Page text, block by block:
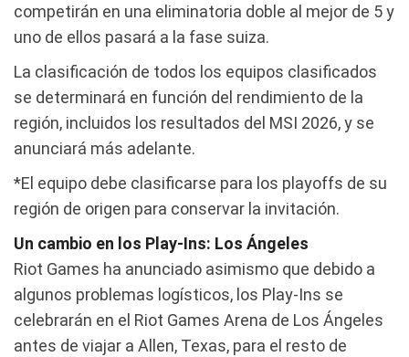
competirán en una eliminatoria doble al mejor de 5 y
uno de ellos pasará a la fase suiza.
La clasificación de todos los equipos clasificados
se determinará en función del rendimiento de la
región, incluidos los resultados del MSI 2026, y se
anunciará más adelante.
*El equipo debe clasificarse para los playoffs de su
región de origen para conservar la invitación.
Un cambio en los Play-Ins: Los Ángeles
Riot Games ha anunciado asimismo que debido a
algunos problemas logísticos, los Play-Ins se
celebrarán en el Riot Games Arena de Los Ángeles
antes de viajar a Allen, Texas, para el resto de